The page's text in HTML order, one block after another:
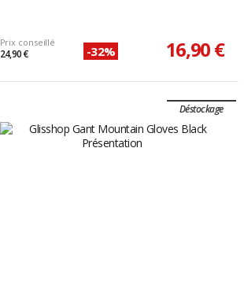
Prix conseillé
24,90 € -32% 16,90 €
Déstockage